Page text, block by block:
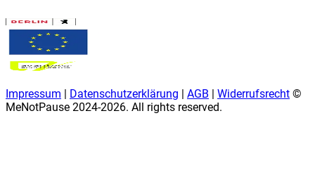
Impressum | Datenschutzerklärung | AGB | Widerrufsrecht ©
MeNotPause 2024-2026. All rights reserved.